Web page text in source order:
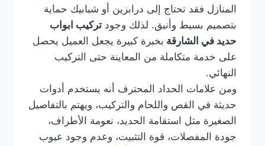
المنازل فقد تحتاج إلى درابزين أو شبابيك حماية
بتصميم بسيط وأنيق. لذلك وجود تركيب ابواب
حديد في الشارقة بخبرة كبيرة يجعل العميل يحصل
على خدمة متكاملة من المعاينة حتى التركيب
النهائي.
ومن علامات الحداد المحترف أنه يستخدم أدوات
حديثة في القص واللحام والتركيب، ويهتم بالتفاصيل
الصغيرة مثل استقامة الحديد، نعومة الأطراف،
جودة المفصلات، قوة التثبيت، وعدم وجود عيوب